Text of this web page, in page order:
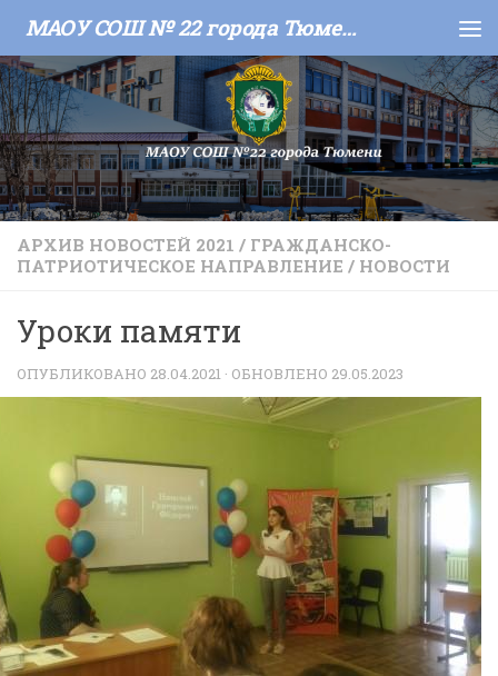
Skip to content МАОУ СОШ № 22 города Тюмени
АРХИВ НОВОСТЕЙ 2021 / ГРАЖДАНСКО-
ПАТРИОТИЧЕСКОЕ НАПРАВЛЕНИЕ / НОВОСТИ
Уроки памяти
ОПУБЛИКОВАНО 28.04.2021 · ОБНОВЛЕНО 29.05.2023